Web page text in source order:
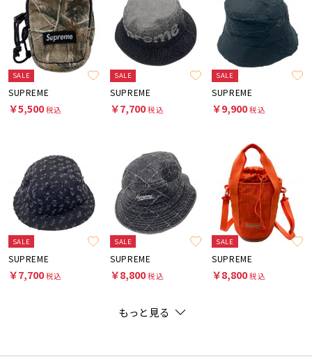
SALE
SUPREME
￥5,500税込
SALE
SUPREME
￥7,700税込
SALE
SUPREME
￥9,900税込
SALE
SUPREME
￥7,700税込
SALE
SUPREME
￥8,800税込
SALE
SUPREME
￥8,800税込
もっと見る